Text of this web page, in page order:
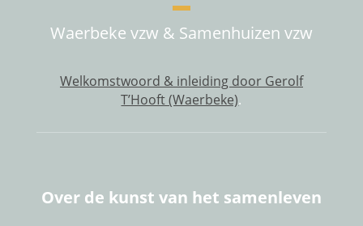
Waerbeke vzw & Samenhuizen vzw
Welkomstwoord & inleiding door Gerolf
T’Hooft (Waerbeke).
Over de kunst van het samenleven